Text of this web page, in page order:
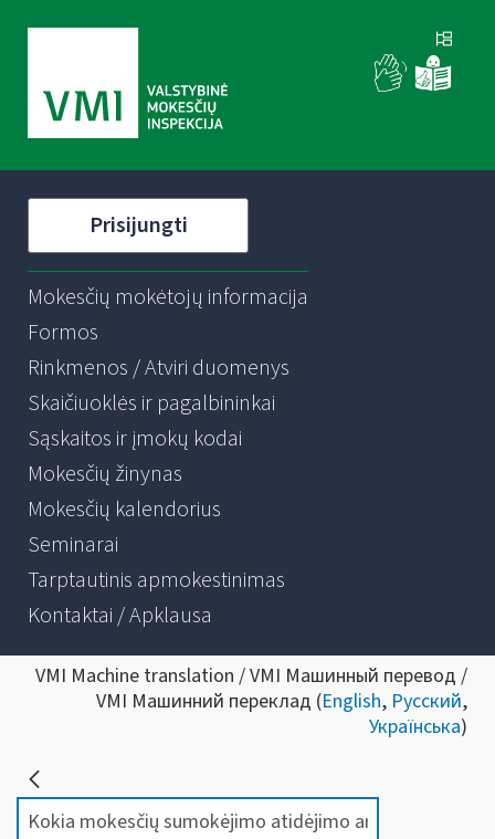
Prisijungti
Mokesčių mokėtojų informacija
Formos
Rinkmenos / Atviri duomenys
Skaičiuoklės ir pagalbininkai
Sąskaitos ir įmokų kodai
Mokesčių žinynas
Mokesčių kalendorius
Seminarai
Tarptautinis apmokestinimas
Kontaktai / Apklausa
VMI Machine translation / VMI Машинный перевод /
VMI Машинний переклад (English, Русский,
Українська)